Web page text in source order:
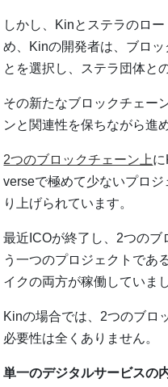
しかし、Kinとステラのロ
め、Kinの開発者は、ブロ
とを選択し、ステラ団体と
その新たなブロックチェー
ンと関連性を保ちながら進
2つのブロックチェーン上
verseで極めて少ないプロ
り上げられています。
最近ICOが終了し、2つのブ
う一つのプロジェクトであ
イクの両方が稼働していま
Kinの場合では、2つのブロ
必要性は全くありません。
単一のデジタルサービスの